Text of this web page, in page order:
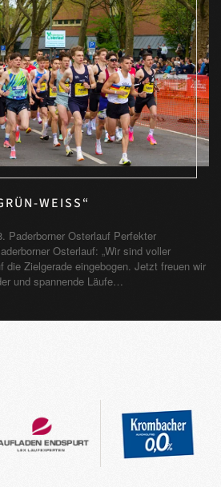
WEISS“
Paderborner Osterlauf Perfekter
Osterlauf: „Wir sind voller
die Zielgerade eingebogen. Jetzt freuen wir
und spannende Läufe…